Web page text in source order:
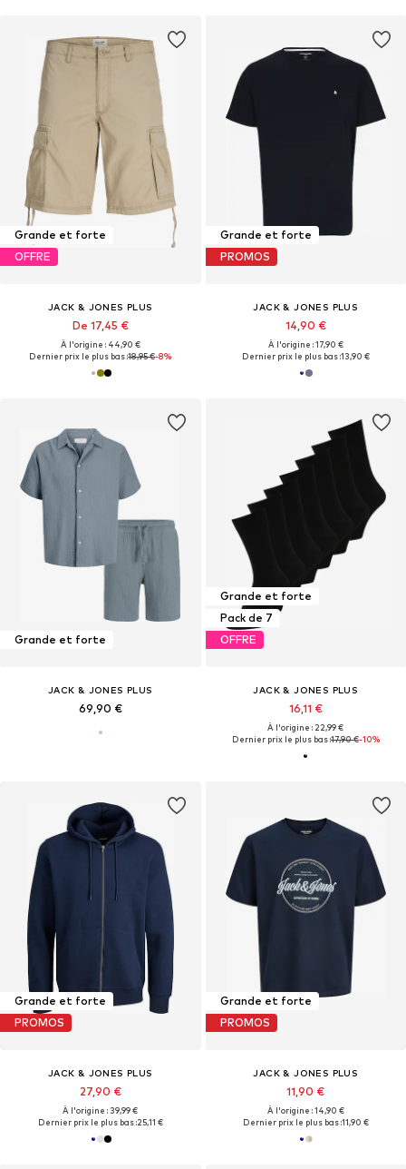
Grande et forte
OFFRE
JACK & JONES PLUS
De 17,45 €
À l'origine : 44,90 €
Dernier prix le plus bas :18,95 €-8%
Grande et forte
PROMOS
JACK & JONES PLUS
14,90 €
À l'origine : 17,90 €
Dernier prix le plus bas :13,90 €
Grande et forte
JACK & JONES PLUS
69,90 €
Grande et forte
Pack de 7
OFFRE
JACK & JONES PLUS
16,11 €
À l'origine : 22,99 €
Dernier prix le plus bas :17,90 €-10%
Grande et forte
PROMOS
JACK & JONES PLUS
27,90 €
À l'origine : 39,99 €
Dernier prix le plus bas :25,11 €
Grande et forte
PROMOS
JACK & JONES PLUS
11,90 €
À l'origine : 14,90 €
Dernier prix le plus bas :11,90 €